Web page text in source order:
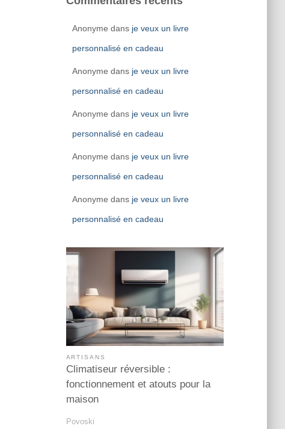
Anonyme dans je veux un livre
personnalisé en cadeau
Anonyme dans je veux un livre
personnalisé en cadeau
Anonyme dans je veux un livre
personnalisé en cadeau
Anonyme dans je veux un livre
personnalisé en cadeau
Anonyme dans je veux un livre
personnalisé en cadeau
ARTISANS
Climatiseur réversible :
fonctionnement et atouts pour la
maison
Povoski